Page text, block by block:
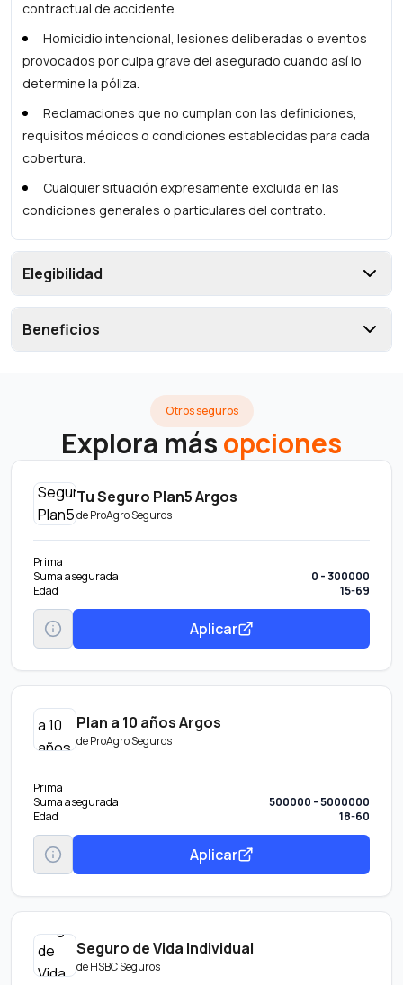
contractual de accidente.
Homicidio intencional, lesiones deliberadas o eventos
provocados por culpa grave del asegurado cuando así lo
determine la póliza.
Reclamaciones que no cumplan con las definiciones,
requisitos médicos o condiciones establecidas para cada
cobertura.
Cualquier situación expresamente excluida en las
condiciones generales o particulares del contrato.
Elegibilidad
Beneficios
Otros seguros
Explora másopciones
Tu Seguro Plan5 Argos
deProAgro Seguros
Prima
Suma asegurada
0 - 300000
Edad
15-69
Aplicar
Plan a 10 años Argos
deProAgro Seguros
Prima
Suma asegurada
500000 - 5000000
Edad
18-60
Aplicar
Seguro de Vida Individual
deHSBC Seguros